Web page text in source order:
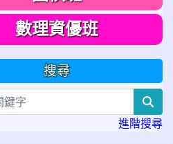
數理資優班
搜尋
進階搜尋